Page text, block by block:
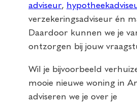
adviseur,
verzekeringsadviseur én
Daardoor kunnen we je
ontzorgen bij jouw
Wil je bijvoorbeeld
mooie nieuwe woning in
adviseren we je over je